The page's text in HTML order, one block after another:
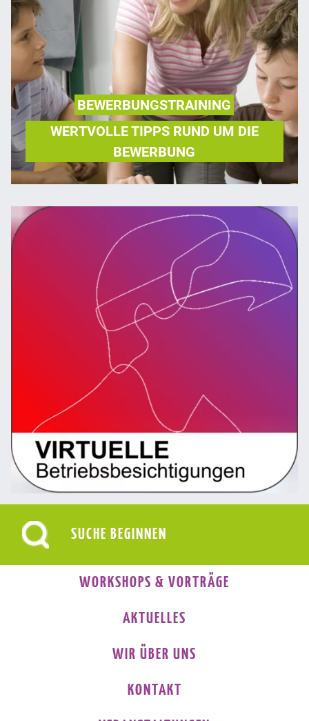
BEWERBUNGSTRAINING
WERTVOLLE TIPPS RUND UM DIE
BEWERBUNG
WORKSHOPS & VORTRÄGE
AKTUELLES
WIR ÜBER UNS
KONTAKT